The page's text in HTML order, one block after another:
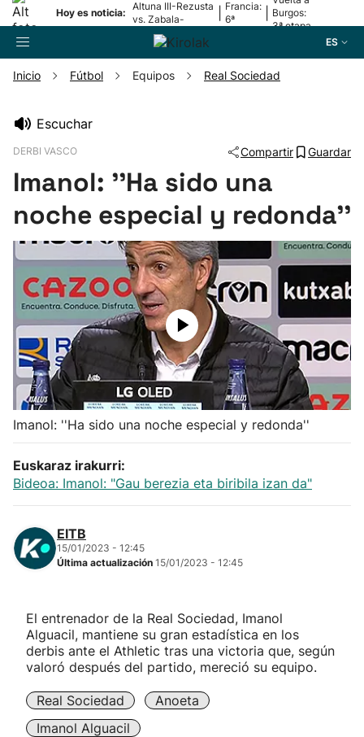
Hoy es noticia:
Altuna III-Rezusta
vs. Zabala-
Zabaleta
Francia:
6ª
Burgos:
3ª etapa
ES
Pelota
Remo
Baloncesto
Ciclismo
Herri-kirolak
Balonmano
Kirolak 360
Atletismo
Carreras de montaña
Más deportes
"Helmuga"
Inicio Fútbol Equipos Real Sociedad
Escuchar
DERBI VASCO Compartir Guardar
Imanol: ''Ha sido una
noche especial y redonda''
Imanol: ''Ha sido una noche especial y redonda''
Euskaraz irakurri:
Bideoa: Imanol: "Gau berezia eta biribila izan da"
EITB
15/01/2023 - 12:45
Última actualización 15/01/2023 - 12:45
El entrenador de la Real Sociedad, Imanol
Alguacil, mantiene su gran estadística en los
derbis ante el Athletic tras una victoria que, según
valoró después del partido, mereció su equipo.
Real Sociedad
Anoeta
Imanol Alguacil